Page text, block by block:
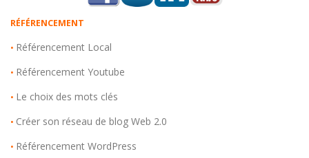
RÉFÉRENCEMENT
• Référencement Local
• Référencement Youtube
• Le choix des mots clés
• Créer son réseau de blog Web 2.0
• Référencement WordPress